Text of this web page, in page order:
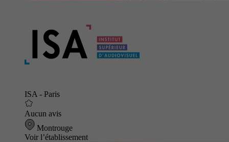
ISA - Paris
Aucun avis
Montrouge
Voir l’établissement